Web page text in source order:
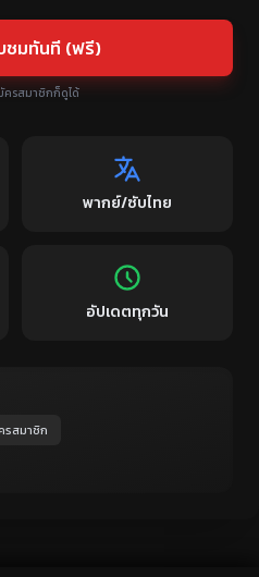
ชมทันที (ฟรี)
ครสมาชิกก็ดูได้
พากย์/ซับไทย
อัปเดตทุกวัน
สมาชิก